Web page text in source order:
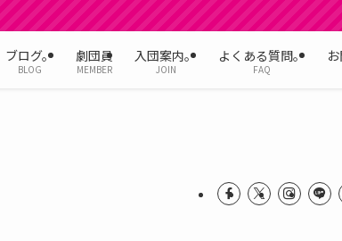
ブログ。
BLOG
劇団員
MEMBER
入団案内。
JOIN
よくある質問。
FAQ